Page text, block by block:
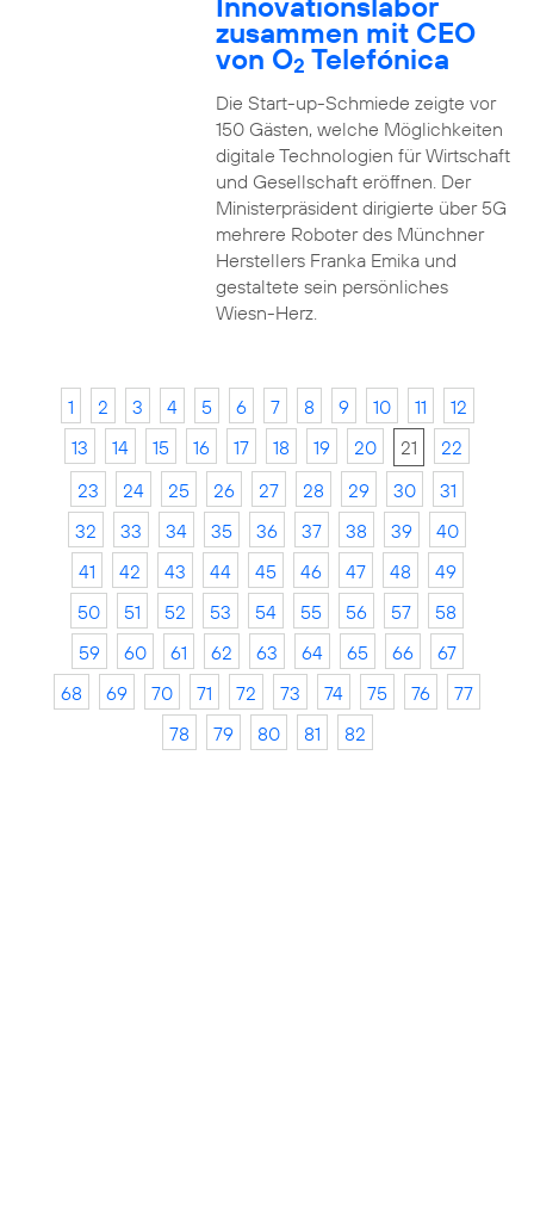
zusammen mit CEO
von O2 Telefónica
Die Start-up-Schmiede zeigte vor
150 Gästen, welche Möglichkeiten
digitale Technologien für Wirtschaft
und Gesellschaft eröffnen. Der
Ministerpräsident dirigierte über 5G
mehrere Roboter des Münchner
Herstellers Franka Emika und
gestaltete sein persönliches
Wiesn-Herz.
1 2 3 4 5 6 7 8 9 10 11
12
13
14 15 16 17 18 19 20 21
22
23
24 25 26 27 28 29 30
31
32
33 34 35 36 37 38 39
40
41
42 43 44 45 46 47 48
49
50
51 52 53 54 55 56 57
58
59
60 61 62 63 64 65 66
67
68
69 70 71 72 73 74 75 76
77
78
79 80 81 82